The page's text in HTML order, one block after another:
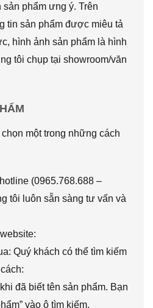
phẩm ưng ý. Trên
tin sản phẩm được miêu tả
hình ảnh sản phẩm là hình
tôi chụp tại showroom/văn
một trong những cách
(0965.768.688 –
tôi luôn sẵn sàng tư vấn và
Quý khách có thể tìm kiếm
đã biết tên sản phẩm. Bạn
vào ô tìm kiếm,